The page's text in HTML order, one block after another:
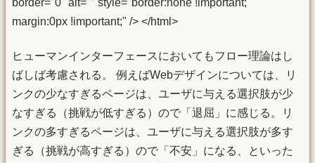
border="0" alt="" style="border:none !important;
margin:0px !important;" /> </html>
ヒューマンインターフェースにおいてもフロー理論はし
ばしば考慮される。 例えばWebデザインについては、リ
ンクの少なすぎるページは、ユーザに与える選択肢が少
なすぎる（挑戦が低すぎる）ので「退屈」に感じる。リ
ンクの多すぎるページは、ユーザに与える選択肢が多す
ぎる（挑戦が高すぎる）ので「不安」になる、といった